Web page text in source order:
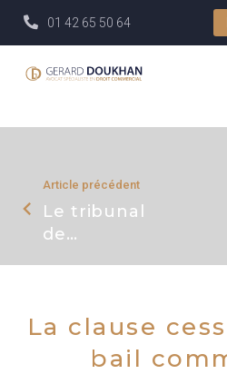
01 42 65 50 64
Article précédent
Le tribunal
de
La clause
bail